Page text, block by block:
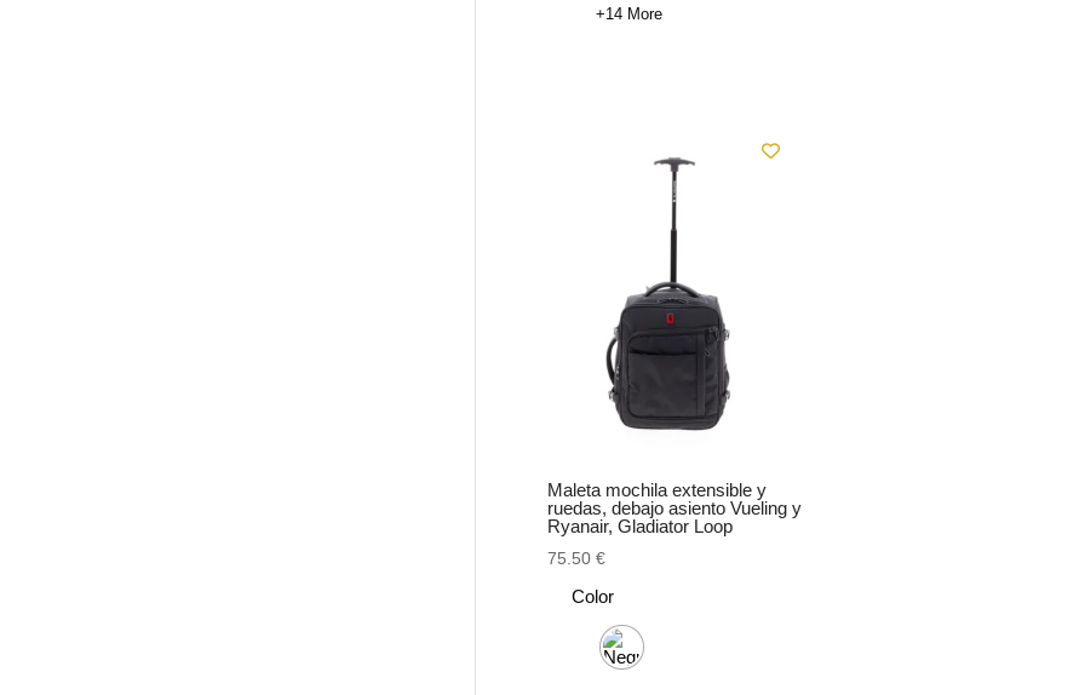
+14 More
Maleta mochila extensible y
ruedas, debajo asiento Vueling y
Ryanair, Gladiator Loop
75.50 €
Color